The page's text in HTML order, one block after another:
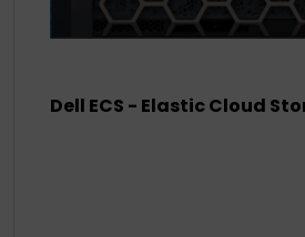
Dell ECS - Elastic Cloud